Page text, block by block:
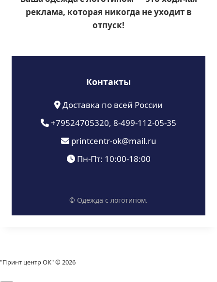
реклама, которая никогда не уходит в
отпуск!
Контакты
Доставка по всей России
+79524705320, 8-499-112-05-35
printcentr-ok@mail.ru
Пн-Пт: 10:00-18:00
© Одежда с логотипом.
"Принт центр ОК" © 2026